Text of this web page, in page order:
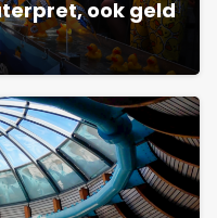
ook geld